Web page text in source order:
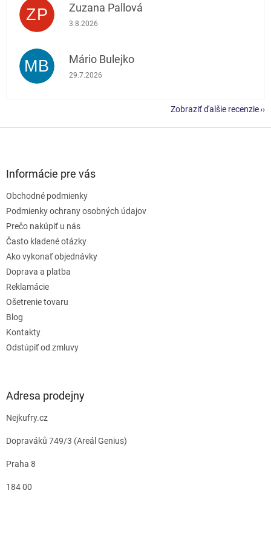
ZP Zuzana Pallová
Hodnotenie obchodu je 5 z 5 hviezdičiek.
3.8.2026
MB Mário Bulejko
Hodnotenie obchodu je 5 z 5 hviezdičiek.
29.7.2026
Zobraziť ďalšie recenzie
Informácie pre vás
Obchodné podmienky
Podmienky ochrany osobných údajov
Prečo nakúpiť u nás
Často kladené otázky
Ako vykonať objednávky
Doprava a platba
Reklamácie
Ošetrenie tovaru
Blog
Kontakty
Odstúpiť od zmluvy
Adresa prodejny
Nejkufry.cz
Dopraváků 749/3 (Areál Genius)
Praha 8
184 00